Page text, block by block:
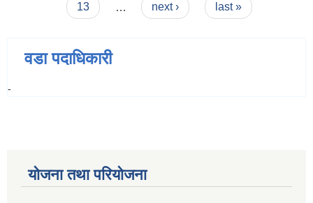
13
next › last »
वडा पदाधिकारी
-
योजना तथा परियोजना